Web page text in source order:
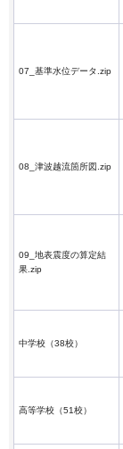
07_基準水位データ.zip
08_津波越流箇所図.zip
09_地表震度の算定結
果.zip
中学校（38校）
高等学校（51校）